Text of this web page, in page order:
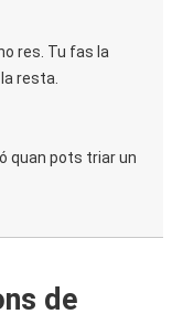
res. Tu fas la
resta.
quan pots triar un
de